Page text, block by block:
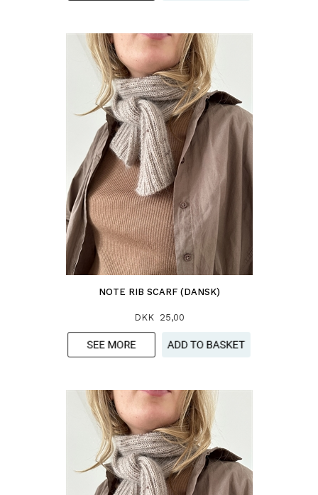
NOTE RIB SCARF (DANSK)
DKK 25,00